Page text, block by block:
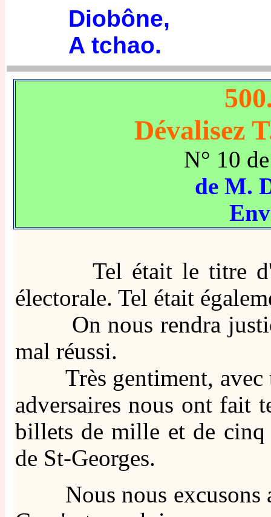
Diobône,
A tchao.
Dévalisez
N° 10
de M.
Tel était le titre d'un
électorale. Tel était
On nous rendra justice
mal réussi.
Très gentiment, avec
adversaires nous ont fait
billets de mille et de cinq
de St-Georges.
Nous nous excusons